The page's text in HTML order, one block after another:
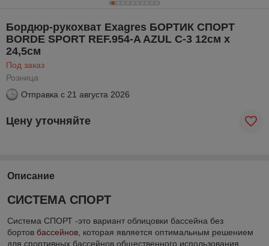
Бордюр-рукохват Exagres БОРТИК СПОРТ
BORDE SPORT REF.954-A AZUL C-3 12см х
24,5см
Под заказ
Розница
Отправка с 21 августа 2026
Цену уточняйте
Описание
СИСТЕМА СПОРТ
Система СПОРТ -это вариант облицовки бассейна без
бортов бассейнов, которая является оптимальным решением
для спортивных бассейнов общественного использования.